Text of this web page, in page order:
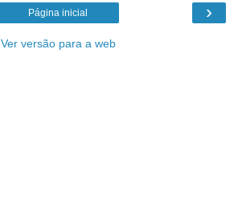
›
Página inicial
Ver versão para a web